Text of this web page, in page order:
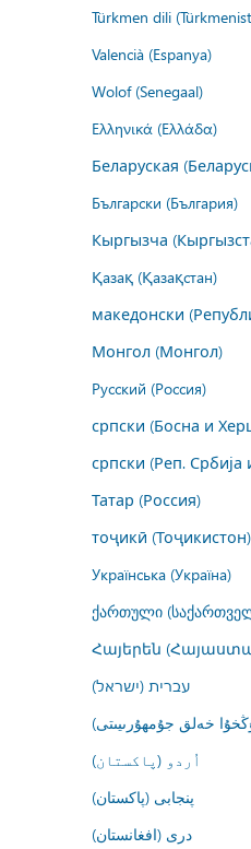
Türkmen dili
Valencià (Espanya)
Wolof (Senegaal)
Ελληνικά (Ελλάδα)
Беларуская
Български (България)
Кыргызча
Қазақ (Қазақстан)
македонски
Монгол (Монгол)
Русский (Россия)
српски (Босна и
српски (Реп.
Татар (Россия)
тоҷикӣ (Тоҷикистон)
Українська (Україна)
ქართული
Հայերեն
עברית (ישראל)
خەلق جۇمھۇرىيىتى)
اُردو (پاکستان)
پنجابی (پاکستان)
درى (افغانستان)